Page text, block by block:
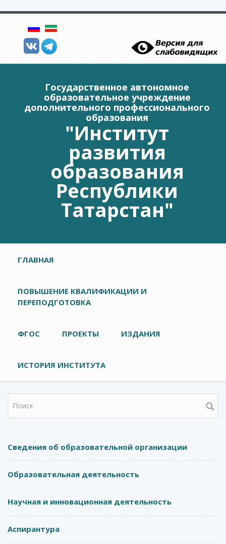
Государственное автономное
образовательное учреждение
дополнительного профессионального
образования
"Институт
развития
образования
Республики
Татарстан"
Главное меню
ГЛАВНАЯ
ПОВЫШЕНИЕ КВАЛИФИКАЦИИ И
ПЕРЕПОДГОТОВКА
ФГОС ПРОЕКТЫ ИЗДАНИЯ
ИСТОРИЯ ИНСТИТУТА
Форма поиска
Сведения об образовательной организации
Образовательная деятельность
Научная и инновационная деятельность
Аспирантура